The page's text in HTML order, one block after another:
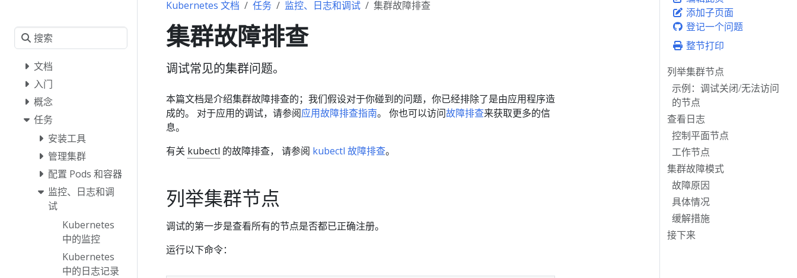
文档
入门
概念
任务
安装工具
管理集群
配置 Pods 和容器
监控、日志和调
试
Kubernetes
中的监控
Kubernetes
中的日志记录
添加子页面
登记一个问题
整节打印
列举集群节点
示例：调试关闭/无法访问
的节点
查看日志
控制平面节点
工作节点
集群故障模式
故障原因
具体情况
缓解措施
接下来
Kubernetes 文档 任务 监控、日志和调试 集群故障排查
集群故障排查
调试常见的集群问题。
本篇文档是介绍集群故障排查的；我们假设对于你碰到的问题，你已经排除了是由应用程序造
成的。 对于应用的调试，请参阅应用故障排查指南。 你也可以访问故障排查来获取更多的信
息。
有关 kubectl 的故障排查， 请参阅 kubectl 故障排查。
列举集群节点
调试的第一步是查看所有的节点是否都已正确注册。
运行以下命令：